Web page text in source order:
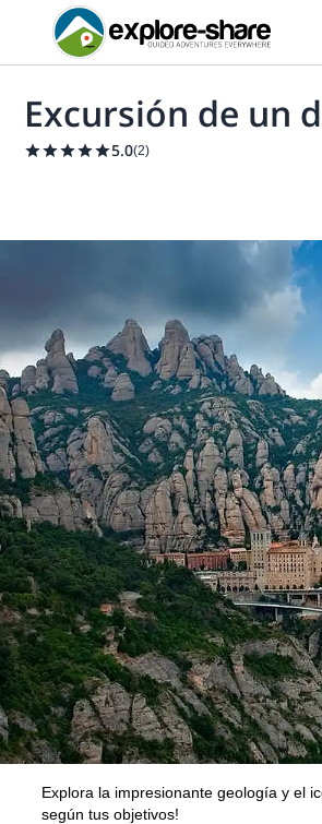
Excursión de un
5.0(2)
Explora la impresionante geología y el
según tus objetivos!